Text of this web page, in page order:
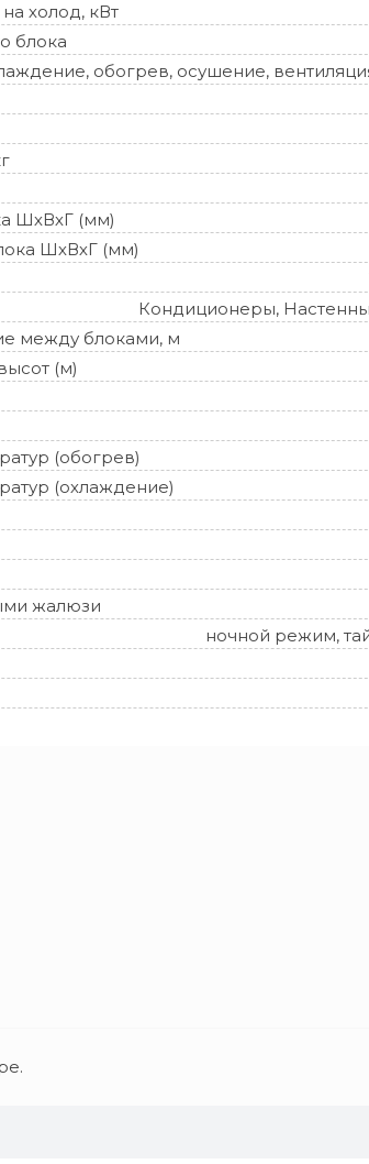
холод, кВт
блока
обогрев, осушение,
ШхВхГ (мм)
ШхВхГ (мм)
Кондиционеры,
между блоками, м
(м)
(обогрев)
(охлаждение)
жалюзи
ночной режим,